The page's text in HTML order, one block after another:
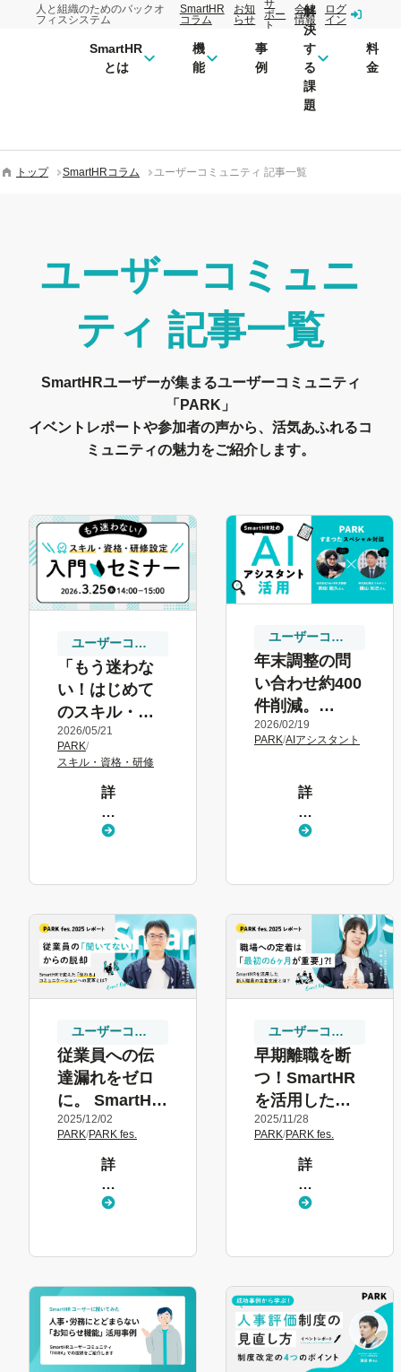
人と組織のためのバックオ
フィスシステム
SmartHR
コラム
お知
らせ
サ
ポー
ト
会社
情報
ログ
イン
SmartHR
とは
機
能
事
例
解
決
す
る
課
題
料
金
トップ SmartHRコラム ユーザーコミュニティ 記事一覧
ユーザーコミュニ
ティ 記事一覧
SmartHRユーザーが集まるユーザーコミュニティ
「PARK」
イベントレポートや参加者の声から、活気あふれるコ
ミュニティの魅力をご紹介します。
ユーザーコ
ミュニティ
「もう迷わな
い！はじめて
のスキル・資
格・研修設定
入門セミ
トレポート
2026/05/21
PARK/
スキル・資格・研修
詳
し
く
ユーザーコ
ミュニティ
年末調整の問
い合わせ約400
件削減。
SmartHR「AI
アシスタン
2026/02/19
PARK/AIアシスタント
詳
し
く
ユーザーコ
ミュニティ
従業員への伝
達漏れをゼロ
に。 SmartHR
で実現する
「お知らせの
効率化」
2025/12/02
PARK/PARK fes.
詳
し
く
ユーザーコ
ミュニティ
早期離職を断
つ！SmartHR
を活用した入
社後半年間の
定着支援戦略
2025/11/28
PARK/PARK fes.
詳
し
く